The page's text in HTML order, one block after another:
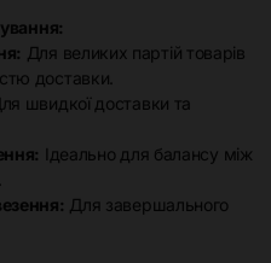
Для великих партій товарів
доставки.
швидкої доставки та
Ідеально для балансу між
Для завершального